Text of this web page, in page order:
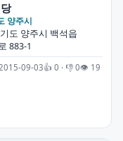
양주시
도 양주시 백석읍
883-1
09-03👍 0 · 👎 0👁 19